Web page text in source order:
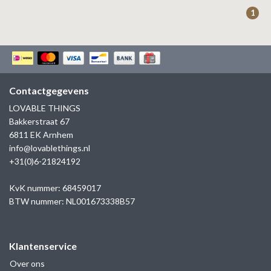
KAPTEN & SON
1
Contactgegevens
LOVABLE THINGS
Bakkerstraat 67
6811 EK Arnhem
info@lovablethings.nl
+31(0)6-21824192
KvK nummer: 68459017
BTW nummer: NL001673338B57
Klantenservice
Over ons